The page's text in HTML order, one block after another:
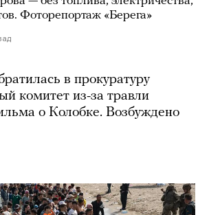
Фоторепортаж «Берега»
в прокуратуру
комитет из-за травли
о Колобке. Возбуждено